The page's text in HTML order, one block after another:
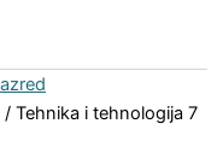
/ Tehnika i tehnologija 7